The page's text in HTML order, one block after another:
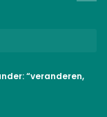
“veranderen,